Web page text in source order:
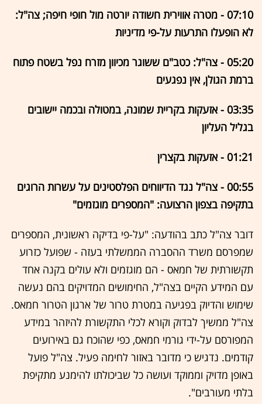
07:10 - מטרה אווירית חשודה יורטה מול חופי חיפה; צה"ל:
לא הופעלו התרעות על-פי מדיניות
05:20 - צה"ל: כטב"ם ששוגר מכיוון מזרח נפל בשטח פתוח
ברמת הגולן, אין נפגעים
03:35 - אזעקות בקריית שמונה, במטולה ובכמה יישובים
בגליל העליון
01:21 - אזעקות בקצרין
00:55 - צה"ל נגד הדיווחים הפלסטינים על עשרות הרוגים
בתקיפה בצפון הרצועה: "המספרים מוגזמים"
דובר צה"ל כתב בהודעה: "על-פי בדיקה ראשונית, המספרים
שמפרסם משרד ההסברה הממשלתי בעזה - שפועל כזרוע
תקשורתית של חמאס - הם מוגזמים ולא עולים בקנה אחד
עם המידע הקיים בצה"ל, החימושים המדויקים בהם נעשה
שימוש והדיוק בפגיעה במטרת טרור של ארגון הטרור חמאס.
צה"ל ממשיך לבדוק וקורא לכלי התקשורת להיזהר במידע
המפורסם על-ידי גורמי חמאס, כפי שהוכח גם באירועים
קודמים. נדגיש כי מדובר באזור לחימה פעיל. צה"ל פועל
באופן מדויק וממוקד ועושה כל שביכולתו להימנע מתקיפת
בלתי מעורבים".